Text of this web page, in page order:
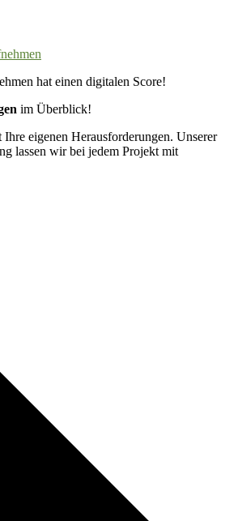
hat einen digitalen Score!
im Überblick!
Ihre eigenen Herausforderungen. Unserer
lassen wir bei jedem Projekt mit